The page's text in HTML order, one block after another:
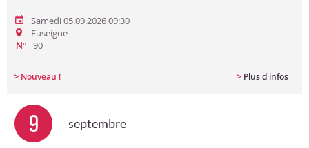
Samedi 05.09.2026 09:30
Euseigne
N° 90
> Nouveau ! > Plus d'infos
9 septembre